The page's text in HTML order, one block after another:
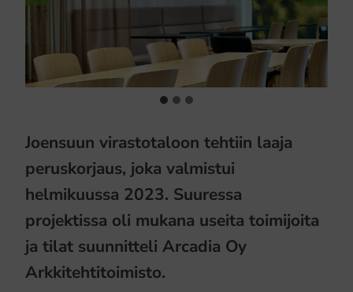
Joensuun virastotaloon tehtiin laaja
peruskorjaus, joka valmistui
helmikuussa 2023. Suuressa
projektissa oli mukana useita toimijoita
ja tilat suunnitteli Arcadia Oy
Arkkitehtitoimisto.